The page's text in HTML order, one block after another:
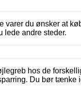
varer du ønsker at
lede andre steder.
hos de
Du bør tænke